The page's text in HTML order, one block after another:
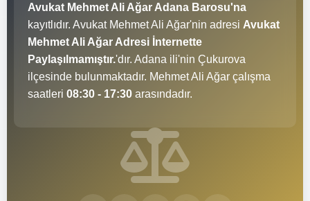
Avukat Mehmet Ali Ağar Adana Barosu'na
kayıtlıdır. Avukat Mehmet Ali Ağar'nin adresi Avukat
Mehmet Ali Ağar Adresi İnternette
Paylaşılmamıştır.'dır. Adana ili'nin Çukurova
ilçesinde bulunmaktadır. Mehmet Ali Ağar çalışma
saatleri 08:30 - 17:30 arasındadır.